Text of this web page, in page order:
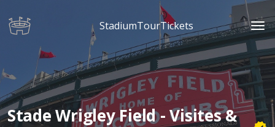
StadiumTourTickets
Stade Wrigley Field - Visites &